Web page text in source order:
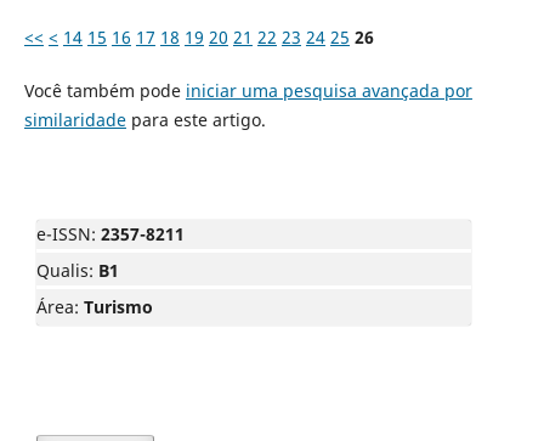
<< < 14 15 16 17 18 19 20 21 22 23 24 25 26
Você também pode iniciar uma pesquisa avançada por
similaridadepara este artigo.
e-ISSN: 2357-8211
Qualis: B1
Área: Turismo